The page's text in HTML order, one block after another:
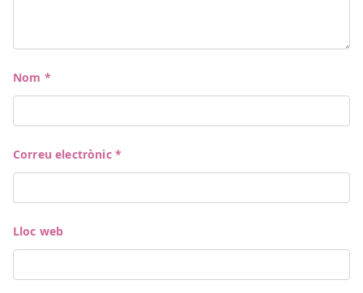
Nom *
Correu electrònic *
Lloc web